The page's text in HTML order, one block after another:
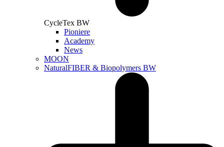
CycleTex BW
Pioniere
Academy
News
MOON
NaturalFIBER & Biopolymers BW